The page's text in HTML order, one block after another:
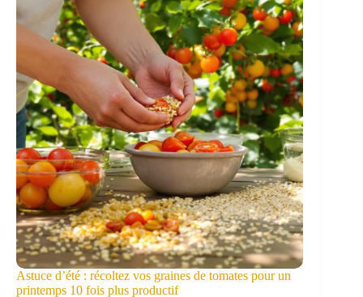
Astuce d’été : récoltez vos graines de tomates pour un
printemps 10 fois plus productif